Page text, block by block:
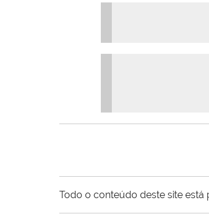
Todo o conteúdo deste site está